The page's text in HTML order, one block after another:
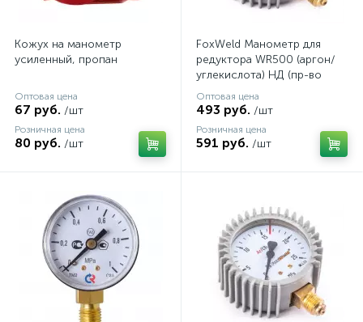
Кожух на манометр
усиленный, пропан
Оптовая цена
67 руб. /шт
Розничная цена
80 руб. /шт
FoxWeld Манометр для
редуктора WR500 (аргон/
углекислота) НД (пр-во
FoxWeld/КНР)
Оптовая цена
493 руб. /шт
Розничная цена
591 руб. /шт